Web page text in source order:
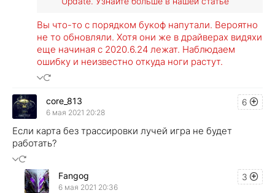
Вы что-то с порядком букоф напутали. Вероятно
не то обновляли. Хотя они же в драйверах видяхи
еще начиная с 2020.6.24 лежат. Наблюдаем
ошибку и неизвестно откуда ноги растут.
6
core_813
6 мая 2021 20:28
Если карта без трассировки лучей игра не будет
работать?
3
Fangog
6 мая 2021 20:36